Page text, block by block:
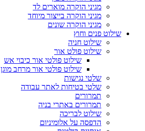
מגיני הוקרה מוארים לד
מגיני הוקרה בייצור מיוחד
מגיני הוקרה שונים
שילוט פנים וחוץ
שילוט חניה
שילוט פולט אור
שילוט פולטי אור כיבוי אש
שילוט פולטי אור מרחב מוגן
שלטי נגישות
שלטי בטיחות לאתר עבודה
תמרורים
תמרורים באתרי בניה
שילוט לבריכה
הדפסה על אלומיניום